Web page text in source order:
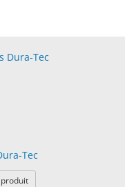
Tec
: Vis à garnitures Dura-Tec